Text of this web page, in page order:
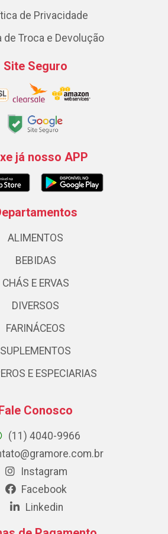
de Privacidade
de Troca e Devolução
Site Seguro
já nosso APP
ALIMENTOS
BEBIDAS
CHÁS E ERVAS
DIVERSOS
FARINÁCEOS
SUPLEMENTOS
E ESPECIARIAS
Conosco
(11) 4040-9966
Instagram
Facebook
Linkedin